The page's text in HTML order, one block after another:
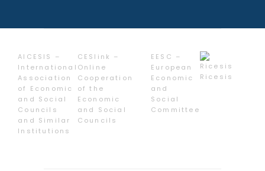
AICESIS –
International
Association
of Economic
and Social
Councils
and Similar
Institutions
CESlink –
Online
Cooperation
of the
Economic
and Social
Councils
EESC –
European
Economic
and
Social
Committee
Ricesis